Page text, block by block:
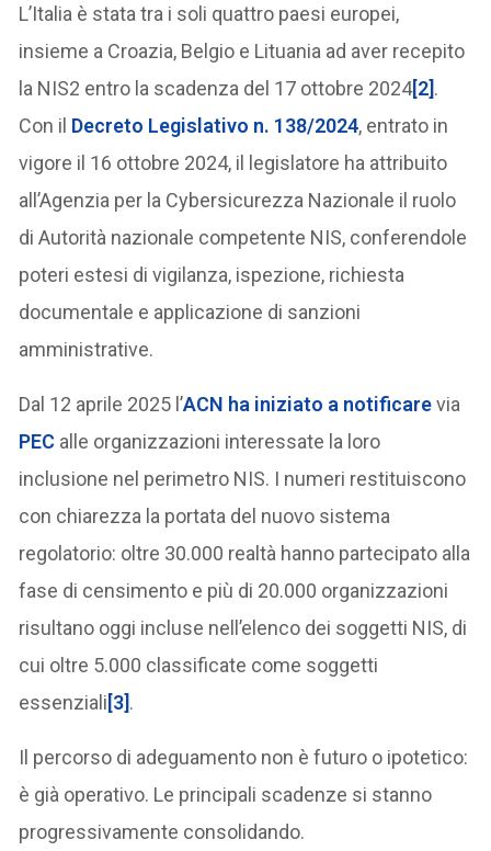
L’Italia è stata tra i soli quattro paesi europei,
insieme a Croazia, Belgio e Lituania ad aver recepito
la NIS2 entro la scadenza del 17 ottobre 2024[2].
Con il Decreto Legislativo n. 138/2024, entrato in
vigore il 16 ottobre 2024, il legislatore ha attribuito
all’Agenzia per la Cybersicurezza Nazionale il ruolo
di Autorità nazionale competente NIS, conferendole
poteri estesi di vigilanza, ispezione, richiesta
documentale e applicazione di sanzioni
amministrative.
Dal 12 aprile 2025 l’ACN ha iniziato a notificarevia
PEC alle organizzazioni interessate la loro
inclusione nel perimetro NIS. I numeri restituiscono
con chiarezza la portata del nuovo sistema
regolatorio: oltre 30.000 realtà hanno partecipato alla
fase di censimento e più di 20.000 organizzazioni
risultano oggi incluse nell’elenco dei soggetti NIS, di
cui oltre 5.000 classificate come soggetti
essenziali[3].
Il percorso di adeguamento non è futuro o ipotetico:
è già operativo. Le principali scadenze si stanno
progressivamente consolidando.